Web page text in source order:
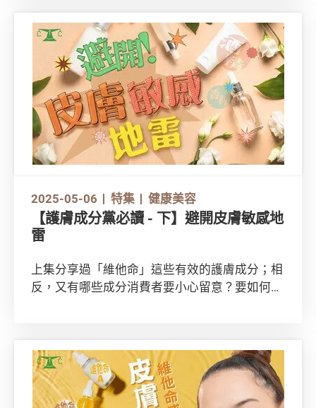
或致敏的化合物！
2025-05-06 特集 健康美容
【護膚成分黨必讀 - 下】避開皮膚敏感地
雷
上集分享過「維他命」這些有效的護膚成分；相
反，又有哪些成分消費者要小心留意？要如何挑
高的防腐劑和香料吧！